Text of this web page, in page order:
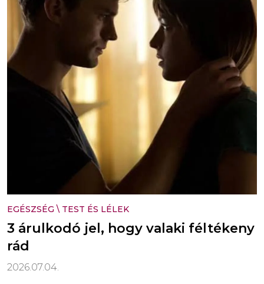
EGÉSZSÉG \ TEST ÉS LÉLEK
3 árulkodó jel, hogy valaki féltékeny
rád
2026.07.04.